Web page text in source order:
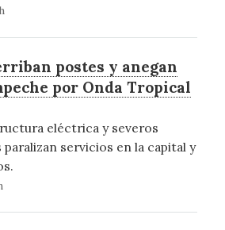
postes y anegan
por Onda Tropical
eléctrica y severos
servicios en la capital y